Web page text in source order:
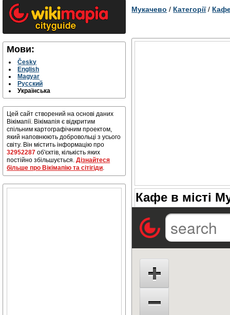
Мови:
Česky
English
Magyar
Русский
Українська
Цей сайт створений на основі даних
Вікімапії. Вікімапія є відкритим
спільним картографічним проектом,
який наповнюють добровольці з усього
світу. Він містить інформацію про
32952287 об'єктів, кількість яких
постійно збільшується.Дізнайтеся
більше про Вікімапію та сітігіди.
Мукачево / Категорії/
Кафе в місті